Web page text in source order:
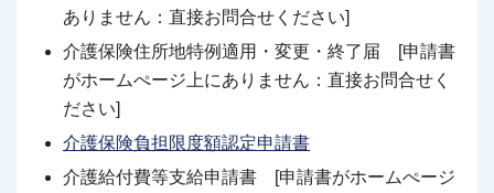
ありません：直接お問合せください]
介護保険住所地特例適用・変更・終了届 [申請書
がホームぺージ上にありません：直接お問合せく
ださい]
介護保険負担限度額認定申請書
介護給付費等支給申請書 [申請書がホームぺージ